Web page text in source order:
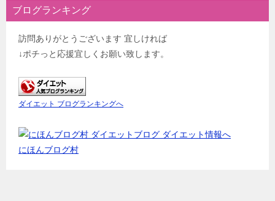
ブログランキング
訪問ありがとうございます 宜しければ
↓ポチっと応援宜しくお願い致します。
ダイエット ブログランキングへ
にほんブログ村